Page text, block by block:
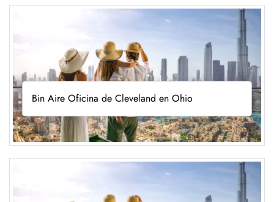
Bin Aire Oficina de Cleveland en Ohio